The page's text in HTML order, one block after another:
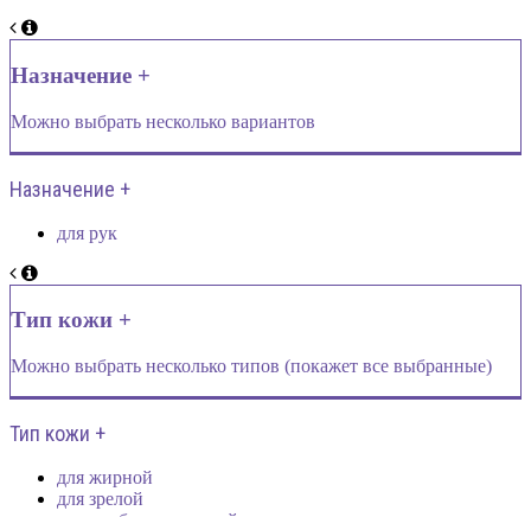
Назначение +
Можно выбрать несколько вариантов
Назначение +
для рук
Тип кожи +
Можно выбрать несколько типов (покажет все выбранные)
Тип кожи +
для жирной
для зрелой